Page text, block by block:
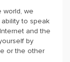
world, we
to speak
and the
by
or the other